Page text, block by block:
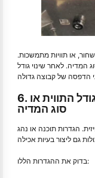
שחור, או תוויות מתמשכות.
המדיה. לאחר שינוי גודל
6. הגדרות הדפסת לא מתאימות לגודל התווית או
סוג המדיה
הגדרות תוכנה או נהג
בדוק את ההגדרות הללו: